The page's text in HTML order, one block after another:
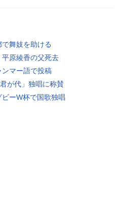
舞妓を助ける
原綾香の父死去
マー語で投稿
が代」独唱に称賛
ーW杯で国歌独唱